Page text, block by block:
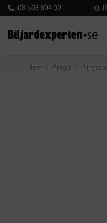
08 508 804 00
Hem / Pingis /